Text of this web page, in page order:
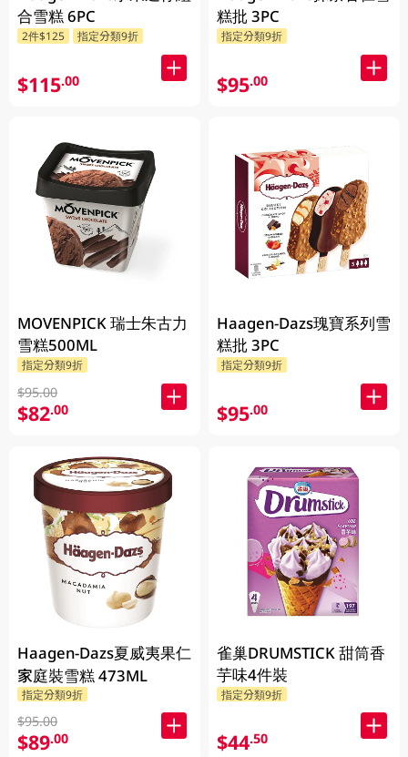
合雪糕 6PC
2件$125 指定分類9折
$115.00
MOVENPICK 瑞士朱古力
雪糕500ML
指定分類9折
$95.00
$82.00
Haagen-Dazs夏威夷果仁
家庭裝雪糕 473ML
指定分類9折
$95.00
$89.00
糕批 3PC
指定分類9折
$95.00
Haagen-Dazs瑰寶系列雪
糕批 3PC
指定分類9折
$95.00
雀巢DRUMSTICK 甜筒香
芋味4件裝
指定分類9折
$44.50